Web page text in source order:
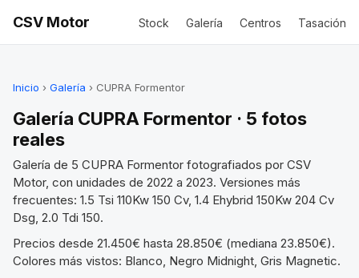
CSV Motor Stock Galería Centros Tasación
Inicio › Galería › CUPRA Formentor
Galería CUPRA Formentor · 5 fotos
reales
Galería de 5 CUPRA Formentor fotografiados por CSV
Motor, con unidades de 2022 a 2023. Versiones más
frecuentes: 1.5 Tsi 110Kw 150 Cv, 1.4 Ehybrid 150Kw 204 Cv
Dsg, 2.0 Tdi 150.
Precios desde 21.450€ hasta 28.850€ (mediana 23.850€).
Colores más vistos: Blanco, Negro Midnight, Gris Magnetic.